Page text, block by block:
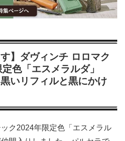
】ダヴィンチ ロロマク
色「エスメラルダ」
いリフィルと黒にかけ
ク2024年限定色「エスメラル